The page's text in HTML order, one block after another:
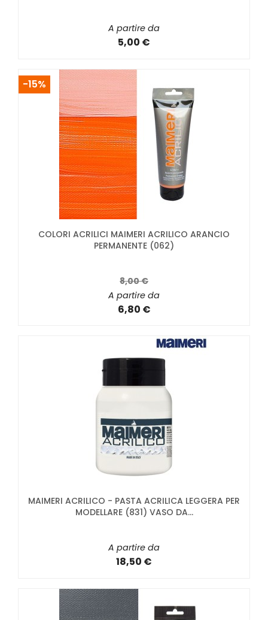
A partire da
5,00 €
COLORI ACRILICI MAIMERI ACRILICO ARANCIO
PERMANENTE (062)
8,00 €
A partire da
6,80 €
-15%
MAIMERI ACRILICO - PASTA ACRILICA LEGGERA PER
MODELLARE (831) VASO DA...
A partire da
18,50 €